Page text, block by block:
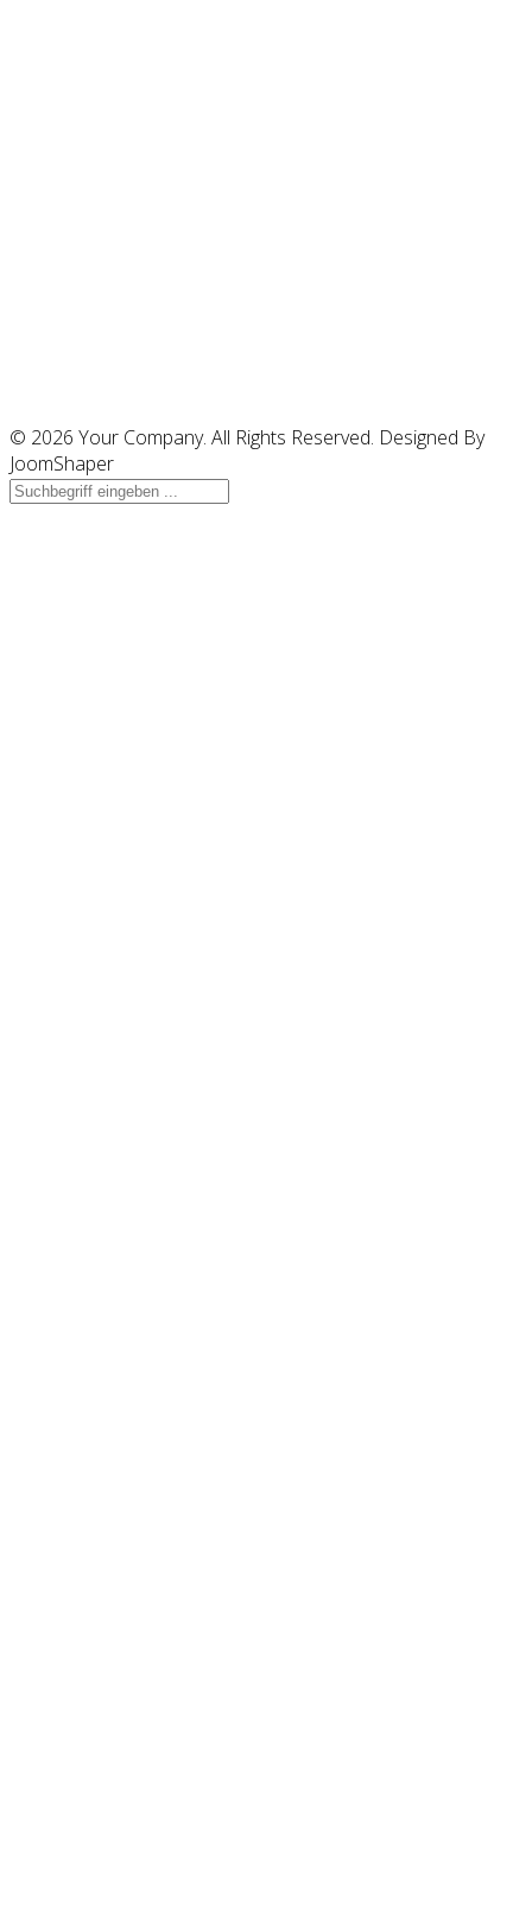
© 2026 Your Company. All Rights Reserved. Designed By
JoomShaper